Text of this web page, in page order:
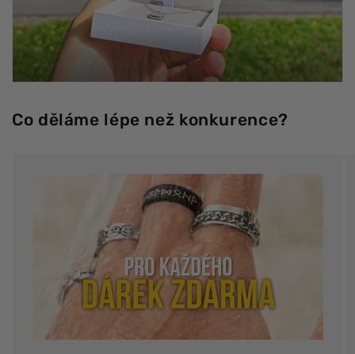
Co děláme lépe než konkurence?